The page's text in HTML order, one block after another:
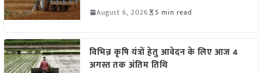
August 6, 2026 5 min read
विभिन्न कृषि यंत्रों हेतु आवेदन के लिए आज 4
अगस्त तक अंतिम तिथि